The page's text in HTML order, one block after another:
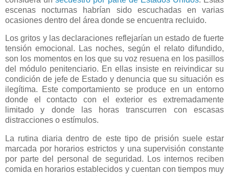
escenas nocturnas habrían sido escuchadas en varias
ocasiones dentro del área donde se encuentra recluido.
Los gritos y las declaraciones reflejarían un estado de fuerte
tensión emocional. Las noches, según el relato difundido,
son los momentos en los que su voz resuena en los pasillos
del módulo penitenciario. En ellas insiste en reivindicar su
condición de jefe de Estado y denuncia que su situación es
ilegítima. Este comportamiento se produce en un entorno
donde el contacto con el exterior es extremadamente
limitado y donde las horas transcurren con escasas
distracciones o estímulos.
La rutina diaria dentro de este tipo de prisión suele estar
marcada por horarios estrictos y una supervisión constante
por parte del personal de seguridad. Los internos reciben
comida en horarios establecidos y cuentan con tiempos muy